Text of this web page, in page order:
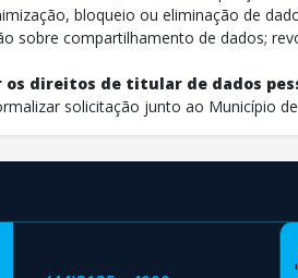
bloqueio ou eliminação de
sobre compartilhamento de dados;
direitos de titular de dados
solicitação junto ao Município